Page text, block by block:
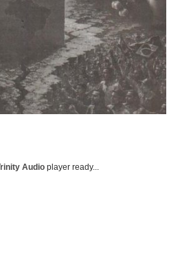
Audio player ready...